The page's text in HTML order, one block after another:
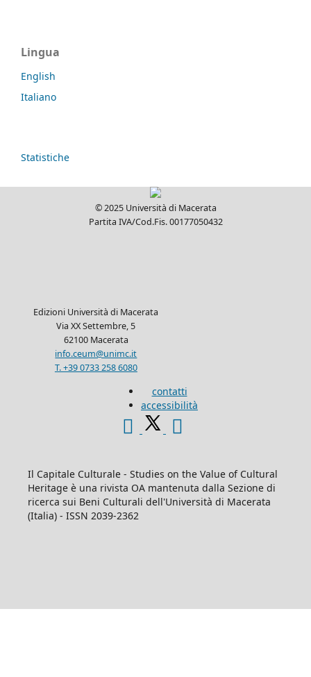
Lingua
English
Italiano
Statistiche
© 2025 Università di Macerata
Partita IVA/Cod.Fis. 00177050432
info.ceum@unimc.it
T. +39 0733 258 6080
Il Capitale Culturale - Studies on the Value of Cultural
(Italia) - ISSN 2039-2362